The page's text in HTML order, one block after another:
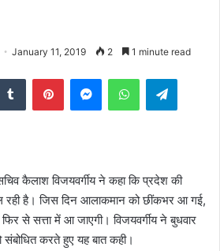
January 11, 2019 2 1 minute read
Tumblr PinterestMessengerWhatsApp
कैलाश विजयवर्गीय ने कहा कि प्रदेश की
है। जिस दिन आलाकमान को छींकभर आ गई,
से सत्ता में आ जाएगी। विजयवर्गीय ने बुधवार
संबोधित करते हुए यह बात कही।